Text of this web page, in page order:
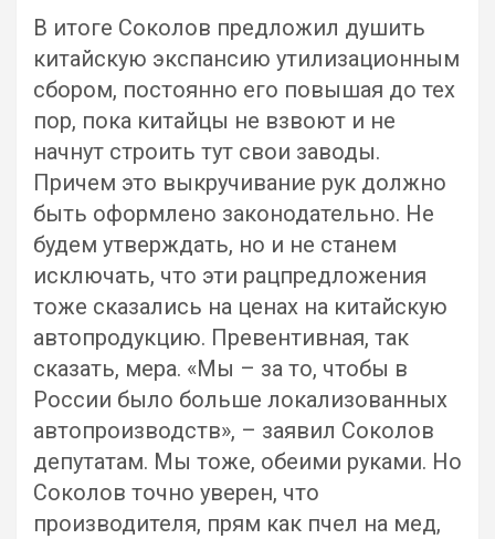
В итоге Соколов предложил душить
китайскую экспансию утилизационным
сбором, постоянно его повышая до тех
пор, пока китайцы не взвоют и не
начнут строить тут свои заводы.
Причем это выкручивание рук должно
быть оформлено законодательно. Не
будем утверждать, но и не станем
исключать, что эти рацпредложения
тоже сказались на ценах на китайскую
автопродукцию. Превентивная, так
сказать, мера. «Мы – за то, чтобы в
России было больше локализованных
автопроизводств», – заявил Соколов
депутатам. Мы тоже, обеими руками. Но
Соколов точно уверен, что
производителя, прям как пчел на мед,